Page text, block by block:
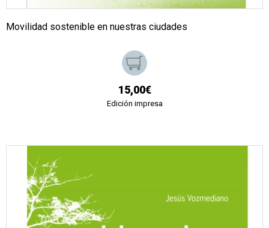
Movilidad sostenible en nuestras ciudades
15,00€
Edición impresa